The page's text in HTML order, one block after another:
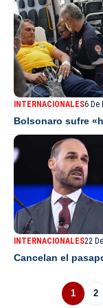
INTERNACIONALES6 De
Bolsonaro sufre
INTERNACIONALES22
Cancelan el
1 2